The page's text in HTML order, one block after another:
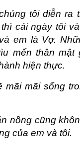
tôi diễn ra
cái ngày tôi
em là Vợ.
mến thân mật
hiện thực.
mãi mãi sống
nồng cũng
của em và tôi.